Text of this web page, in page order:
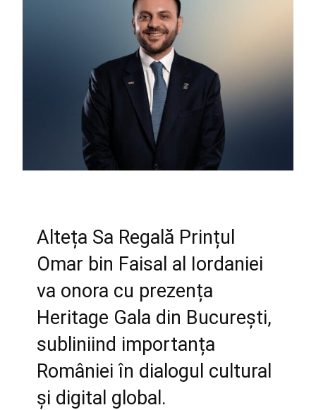
Alteța Sa Regală Prințul
Omar bin Faisal al Iordaniei
va onora cu prezența
Heritage Gala din București,
subliniind importanța
României în dialogul cultural
și digital global.